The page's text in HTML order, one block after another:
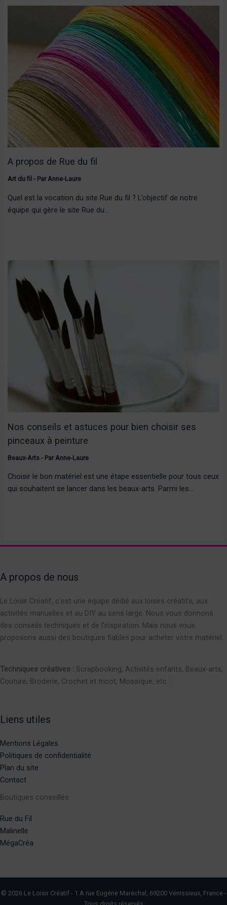
A propos de Rue du fil
Art du fil - ParAnne-Laure
Quel est la vocation du site Rue du fil ? L’objectif de notre
équipe qui gère le site Rue du…
Nos conseils et astuces pour bien choisir ses
pinceaux à peinture
Beaux-Arts- Par Anne-Laure
Choisir le bon matériel est une étape essentielle pour tous ceux
qui souhaitent se lancer dans les beaux-arts. Parmi les…
A propos de nous
Le Loisir Créatif, c’est une équipe dédié aux loisirs créatifs, aux
activités manuelles et au DIY au sens large. Nous vous donnons
des conseils techniques et de l’inspiration. Mais nous vous
proposons aussi des boutiques fiables pour acheter votre matériel.
Techniques créatives : Scrapbooking, Activités enfants, Beaux-arts,
Couture, Broderie, Crochet et tricot, Mosaïque, etc.
Liens utiles
Mentions Légales
Politiques de confidentialité
Plan du site
Contact
Boutiques conseillés
Rue du Fil
Malinelle
MégaCréa
© 2026 Le Loisir Créatif - 1 A rue Eugène Maréchal, 69200 Vénissieux, France -